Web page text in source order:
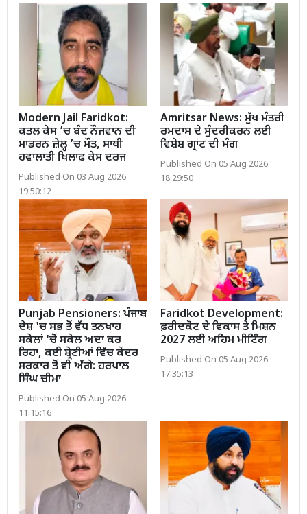
Modern Jail Faridkot:
ਕਤਲ ਕੇਸ ’ਚ ਬੰਦ ਨੌਜਵਾਨ ਦੀ
ਮਾਡਰਨ ਜ਼ੇਲ੍ਹ ’ਚ ਮੌਤ, ਸਾਥੀ
ਹਵਾਲਾਤੀ ਖਿਲਾਫ਼ ਕੇਸ ਦਰਜ
Published On 03 Aug 2026
19:50:12
Amritsar News: ਮੁੱਖ ਮੰਤਰੀ
ਰਮਦਾਸ ਦੇ ਸੁੰਦਰੀਕਰਨ ਲਈ
ਵਿਸ਼ੇਸ਼ ਗ੍ਰਾਂਟ ਦੀ ਮੰਗ
Published On 05 Aug 2026
18:29:50
Punjab Pensioners: ਪੰਜਾਬ
ਦੇਸ਼ 'ਚ ਸਭ ਤੋਂ ਵੱਧ ਤਨਖਾਹ
ਸਕੇਲਾਂ 'ਚੋਂ ਸਕੇਲ ਅਦਾ ਕਰ
ਰਿਹਾ, ਕਈ ਸ਼੍ਰੇਣੀਆਂ ਵਿੱਚ ਕੇਂਦਰ
ਸਰਕਾਰ ਤੋਂ ਵੀ ਅੱਗੇ: ਹਰਪਾਲ
ਸਿੰਘ ਚੀਮਾ
Published On 05 Aug 2026
11:15:16
Faridkot Development:
ਫ਼ਰੀਦਕੋਟ ਦੇ ਵਿਕਾਸ ਤੇ ਮਿਸ਼ਨ
2027 ਲਈ ਅਹਿਮ ਮੀਟਿੰਗ
Published On 05 Aug 2026
17:35:13